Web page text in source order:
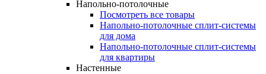
Напольно-потолочные
Посмотреть все товары
Напольно-потолочные сплит-системы
для дома
Напольно-потолочные сплит-системы
для квартиры
Настенные